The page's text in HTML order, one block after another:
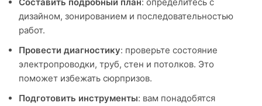
дизайном, зонированием и последовательностью
работ.
Провести диагностику: проверьте состояние
электропроводки, труб, стен и потолков. Это
поможет избежать сюрпризов.
Подготовить инструменты: вам понадобятся